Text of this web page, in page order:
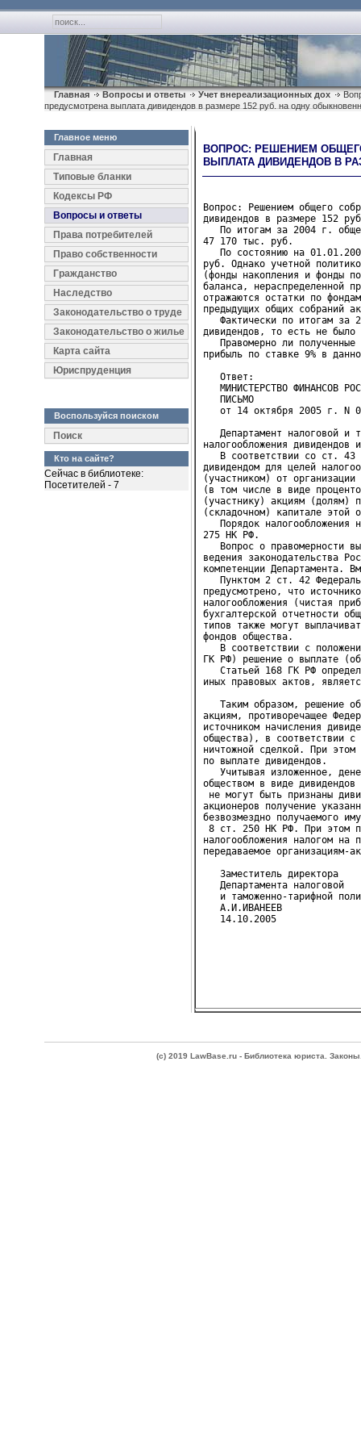
Главная Вопросы и ответы Учет внереализационных дох
предусмотрена выплата дивидендов в размере 152 руб. на одну
Главное меню
Главная
Типовые бланки
Кодексы РФ
Вопросы и ответы
Права потребителей
Право собственности
Гражданство
Наследство
Законодательство о труде
Законодательство о жилье
Карта сайта
Юриспруденция
Воспользуйся поиском
Поиск
Кто на сайте?
Сейчас в библиотеке:
Посетителей - 7
ВОПРОС: РЕШЕНИЕМ
ВЫПЛАТА ДИВИДЕНДОВ В
Вопрос: Решением общего
дивидендов в размере 152
По итогам за 2004 г.
47 170 тыс. руб.
По состоянию на
руб. Однако учетной
(фонды накопления и фонды
баланса, нераспределенной
отражаются остатки по
предыдущих общих собраний
Фактически по итогам за
дивидендов, то есть не было
Правомерно ли полученные
прибыль по ставке 9% в
Ответ:
МИНИСТЕРСТВО ФИНАНСОВ
ПИСЬМО
от 14 октября 2005 г. N
Департамент налоговой и
налогообложения дивидендов
В соответствии со ст. 43
дивидендом для целей
(участником) от
(в том числе в виде
(участнику) акциям (долям)
(складочном) капитале этой
Порядок налогообложения
275 НК РФ.
Вопрос о правомерности
ведения законодательства
компетенции Департамента.
Пунктом 2 ст. 42
предусмотрено, что
налогообложения (чистая
бухгалтерской отчетности
типов также могут
фондов общества.
В соответствии с
ГК РФ) решение о выплате
Статьей 168 ГК РФ
иных правовых актов,
Таким образом, решение
акциям, противоречащее
источником начисления
общества), в соответствии с
ничтожной сделкой. При этом
по выплате дивидендов.
Учитывая изложенное,
обществом в виде
не могут быть признаны
акционеров получение
безвозмездно получаемого
8 ст. 250 НК РФ. При этом
налогообложения налогом на
передаваемое организациям-
Заместитель директора
Департамента налоговой
и таможенно-тарифной
А.И.ИВАНЕЕВ
(c) 2019 LawBase.ru - Библиотека юриста.